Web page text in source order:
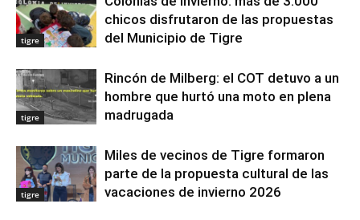
tigre
chicos disfrutaron de las propuestas
del Municipio de Tigre
tigre
Rincón de Milberg: el COT detuvo a un
hombre que hurtó una moto en plena
madrugada
tigre
Miles de vecinos de Tigre formaron
parte de la propuesta cultural de las
vacaciones de invierno 2026